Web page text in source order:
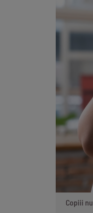
Copiii